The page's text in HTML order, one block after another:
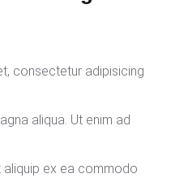
consectetur adipisicing
aliqua. Ut enim ad
aliquip ex ea commodo